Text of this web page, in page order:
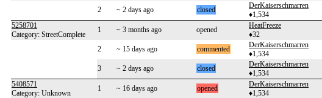
2
~ 2 days ago closed
DerKaiserschmarren
♦1,534
5258701
Category: StreetComplete
1 ~ 3 months ago opened
HeatFreeze
♦32
2
~ 15 days ago commented
DerKaiserschmarren
♦1,534
3
~ 2 days ago closed
DerKaiserschmarren
♦1,534
5408571
Category: Unknown
1 ~ 16 days ago opened
DerKaiserschmarren
♦1,534